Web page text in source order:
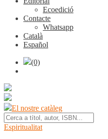
Ecoedició
Contacte
Whatsapp
Català
Español
(0)
El nostre catàleg
Espiritualitat